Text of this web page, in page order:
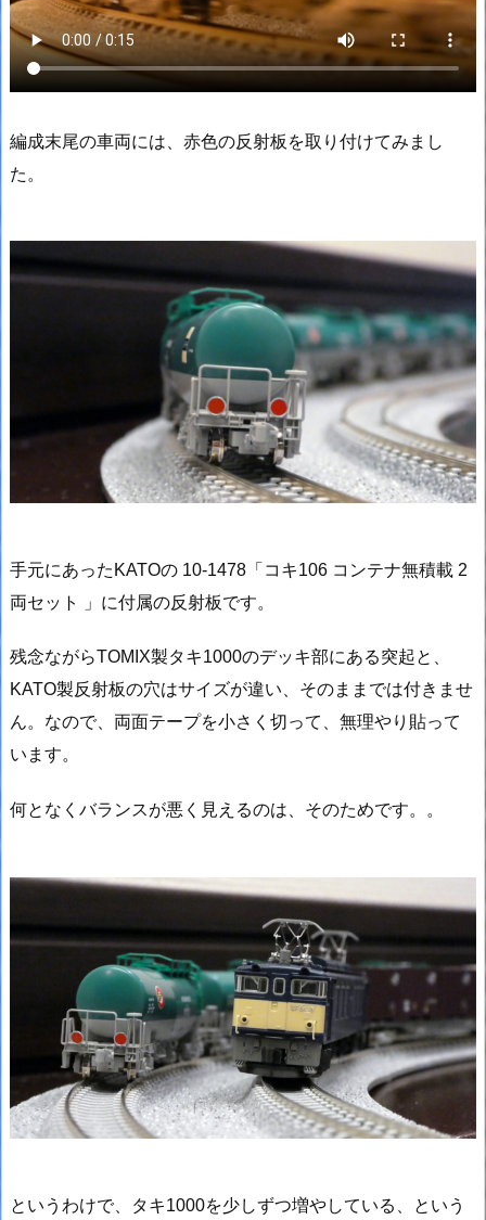
編成末尾の車両には、赤色の反射板を取り付けてみまし
た。
手元にあったKATOの 10-1478「コキ106 コンテナ無積載 2
両セット 」に付属の反射板です。
残念ながらTOMIX製タキ1000のデッキ部にある突起と、
KATO製反射板の穴はサイズが違い、そのままでは付きませ
ん。なので、両面テープを小さく切って、無理やり貼って
います。
何となくバランスが悪く見えるのは、そのためです。。
というわけで、タキ1000を少しずつ増やしている、という